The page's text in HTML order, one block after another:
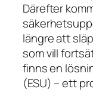
Därefter
längre att
som vill
finns en
(ESU) – ett